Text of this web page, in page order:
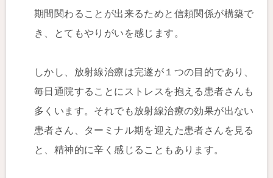
期間関わることが出来るためと信頼関係が構築で
き、とてもやりがいを感じます。
しかし、放射線治療は完遂が１つの目的であり、
毎日通院することにストレスを抱える患者さんも
多くいます。それでも放射線治療の効果が出ない
患者さん、ターミナル期を迎えた患者さんを見る
と、精神的に辛く感じることもあります。